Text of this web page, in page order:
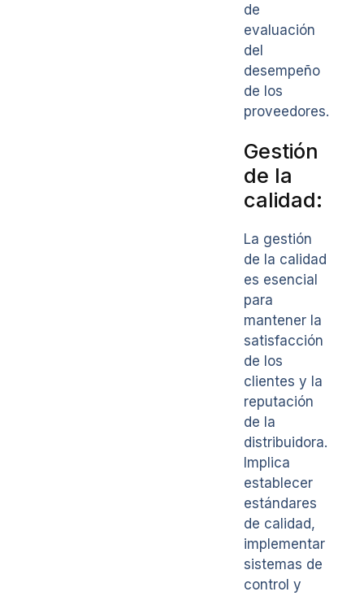
de
evaluación
del
desempeño
de los
proveedores.
Gestión
de la
calidad:
La gestión
de la calidad
es esencial
para
mantener la
satisfacción
de los
clientes y la
reputación
de la
distribuidora.
Implica
establecer
estándares
de calidad,
implementar
sistemas de
control y